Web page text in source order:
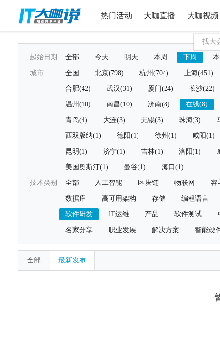
热门活动 大咖直播 大咖视频
起始日期 全部 今天 明天 本周 下周
城市 全国 北京(798) 杭州(704) 上海(451)
合肥(42) 武汉(31) 厦门(24) 长沙(22)
温州(10) 南昌(10) 济南(8) 在线(8)
青岛(4) 大连(3) 无锡(3) 珠海(3)
西双版纳(1) 德阳(1) 徐州(1) 咸阳(1)
昆明(1) 济宁(1) 吉林(1) 洛阳(1)
美国奥斯汀(1) 曼谷(1) 海口(1)
技术类别 全部 人工智能 区块链 物联网 容
数据库 高可用架构 存储 编程语言
软件研发 IT运维 产品 软件测试
名家分享 职业发展 解决方案 智能硬
全部 最新发布